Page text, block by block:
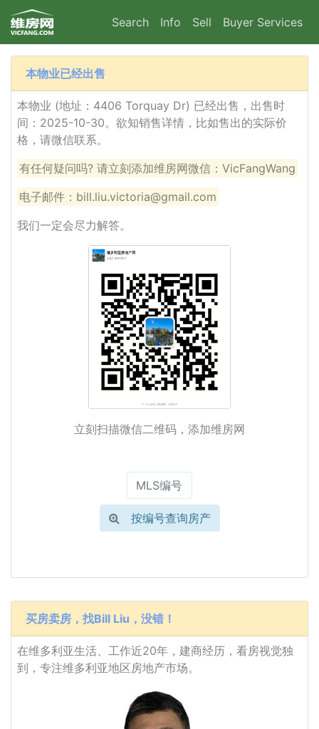
Search Info Sell Buyer Services
本物业已经出售
本物业 (地址：4406 Torquay Dr) 已经出售，出售时
间：2025-10-30。欲知销售详情，比如售出的实际价
格，请微信联系。
有任何疑问吗? 请立刻添加维房网微信：VicFangWang
电子邮件：bill.liu.victoria@gmail.com
我们一定会尽力解答。
立刻扫描微信二维码，添加维房网
按编号查询房产
买房卖房，找Bill Liu，没错！
在维多利亚生活、工作近20年，建商经历，看房视觉独
到，专注维多利亚地区房地产市场。